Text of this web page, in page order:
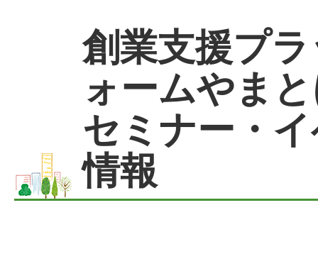
創業支援プ
ォームやま
セミナー・
情報